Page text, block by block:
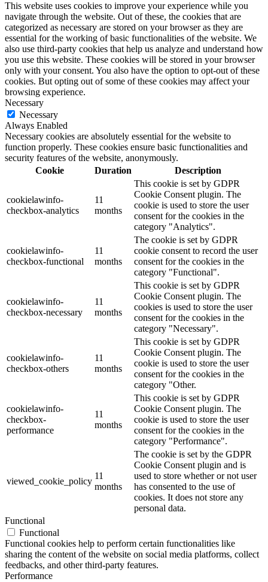
This website uses cookies to improve your experience while you
navigate through the website. Out of these, the cookies that are
categorized as necessary are stored on your browser as they are
essential for the working of basic functionalities of the website. We
also use third-party cookies that help us analyze and understand how
you use this website. These cookies will be stored in your browser
only with your consent. You also have the option to opt-out of these
cookies. But opting out of some of these cookies may affect your
browsing experience.
Necessary
Necessary
Always Enabled
Necessary cookies are absolutely essential for the website to
function properly. These cookies ensure basic functionalities and
security features of the website, anonymously.
Cookie
Duration Description
cookielawinfo-
checkbox-analytics
11
months
This cookie is set by GDPR
Cookie Consent plugin. The
cookie is used to store the user
consent for the cookies in the
category "Analytics".
cookielawinfo-
checkbox-functional
11
months
The cookie is set by GDPR
cookie consent to record the user
consent for the cookies in the
category "Functional".
cookielawinfo-
checkbox-necessary
11
months
This cookie is set by GDPR
Cookie Consent plugin. The
cookies is used to store the user
consent for the cookies in the
category "Necessary".
cookielawinfo-
checkbox-others
11
months
This cookie is set by GDPR
Cookie Consent plugin. The
cookie is used to store the user
consent for the cookies in the
category "Other.
cookielawinfo-
checkbox-
performance
11
months
This cookie is set by GDPR
Cookie Consent plugin. The
cookie is used to store the user
consent for the cookies in the
category "Performance".
viewed_cookie_policy
11
months
The cookie is set by the GDPR
Cookie Consent plugin and is
used to store whether or not user
has consented to the use of
cookies. It does not store any
personal data.
Functional
Functional
Functional cookies help to perform certain functionalities like
sharing the content of the website on social media platforms, collect
feedbacks, and other third-party features.
Performance